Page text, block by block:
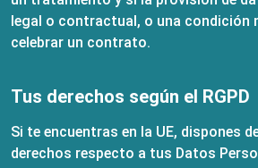
legal o contractual, o una condición
celebrar un contrato.
Tus derechos según el RGPD
Si te encuentras en la UE, dispones
derechos respecto a tus Datos